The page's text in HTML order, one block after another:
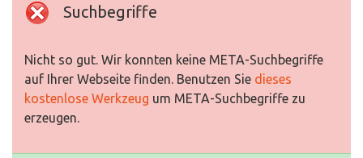
Suchbegriffe
Nicht so gut. Wir konnten keine META-Suchbegriffe
auf Ihrer Webseite finden. Benutzen Sie dieses
kostenlose Werkzeug um META-Suchbegriffe zu
erzeugen.